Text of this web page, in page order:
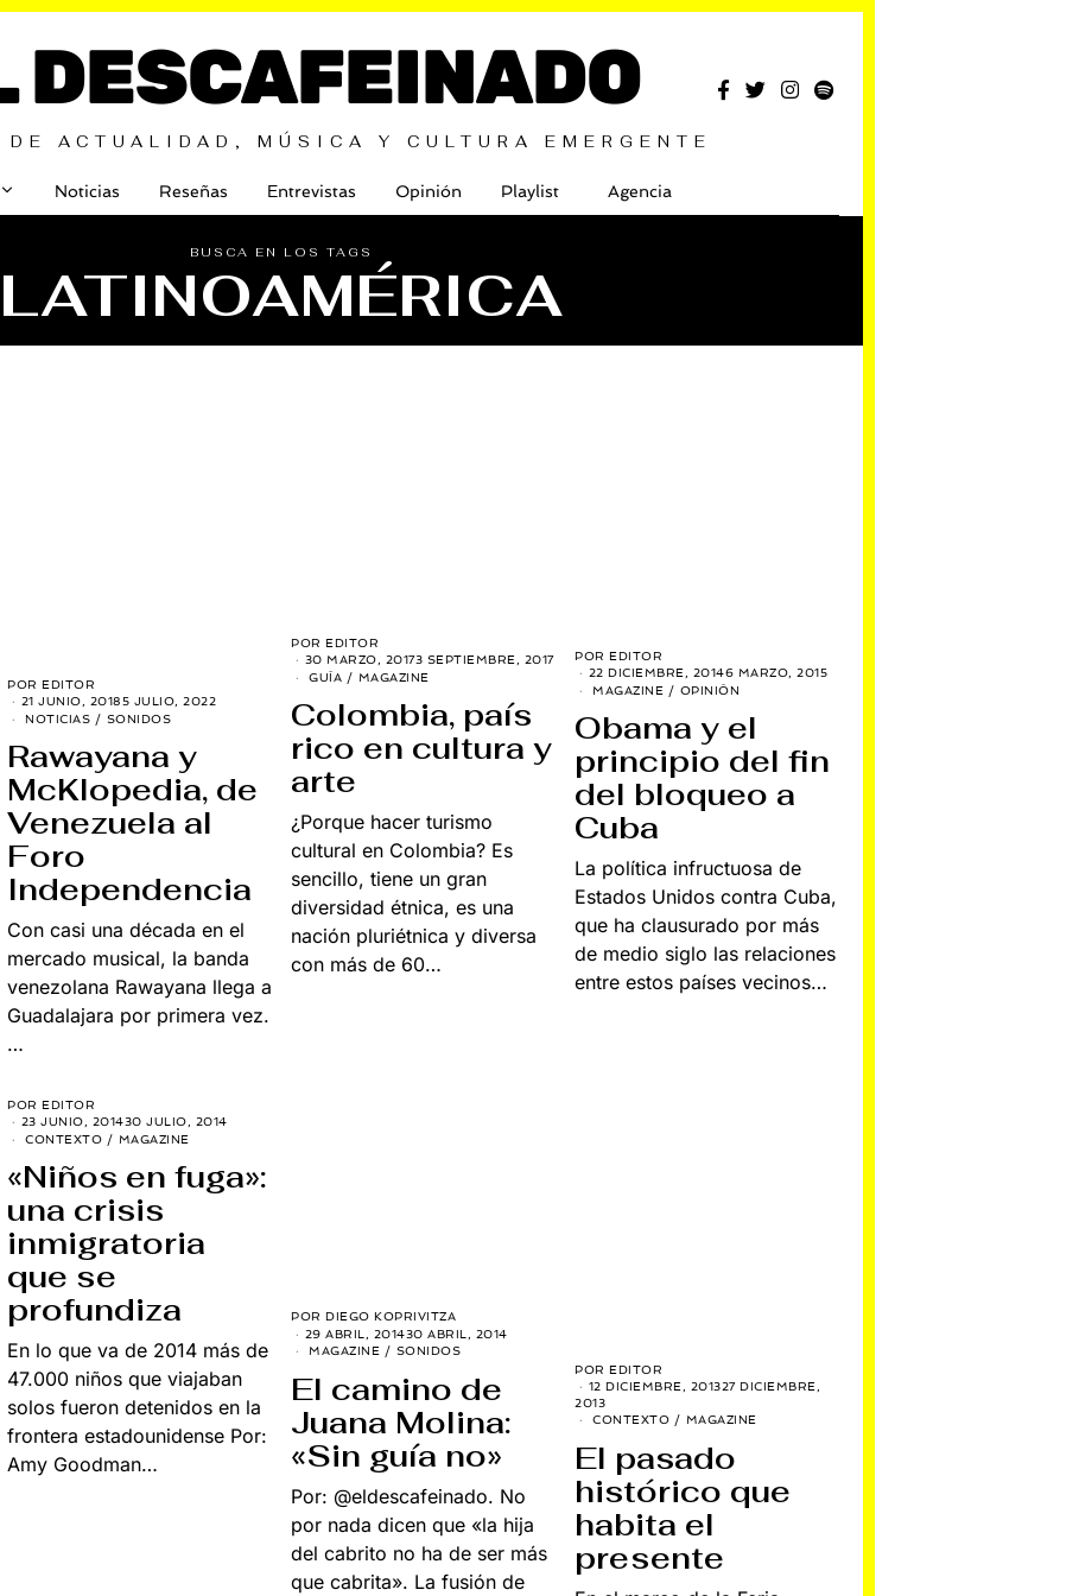
DESCAFEINADO
ACTUALIDAD, MÚSICA Y CULTURA EMERGENTE
Noticias Reseñas Entrevistas Opinión Playlist Agencia
BUSCA EN LOS TAGS
LATINOAMÉRICA
POR EDITOR
21 JUNIO, 20185 JULIO, 2022
NOTICIAS / SONIDOS
Rawayana y
McKlopedia, de
Venezuela al
Foro
Independencia
Con casi una década en el
mercado musical, la banda
venezolana Rawayana llega a
Guadalajara por primera vez.
…
POR EDITOR
30 MARZO, 20173 SEPTIEMBRE, 2017
GUÍA / MAGAZINE
Colombia, país
rico en cultura y
arte
¿Porque hacer turismo
cultural en Colombia? Es
sencillo, tiene un gran
diversidad étnica, es una
nación pluriétnica y diversa
con más de 60…
POR EDITOR
22 DICIEMBRE, 20146 MARZO, 2015
MAGAZINE / OPINIÓN
Obama y el
principio del fin
del bloqueo a
Cuba
La política infructuosa de
Estados Unidos contra Cuba,
que ha clausurado por más
de medio siglo las relaciones
entre estos países vecinos…
POR EDITOR
23 JUNIO, 201430 JULIO, 2014
CONTEXTO / MAGAZINE
«Niños en fuga»:
una crisis
inmigratoria
que se
profundiza
En lo que va de 2014 más de
47.000 niños que viajaban
solos fueron detenidos en la
frontera estadounidense Por:
Amy Goodman…
POR DIEGO KOPRIVITZA
29 ABRIL, 201430 ABRIL, 2014
MAGAZINE / SONIDOS
El camino de
Juana Molina:
«Sin guía no»
Por: @eldescafeinado. No
por nada dicen que «la hija
del cabrito no ha de ser más
que cabrita». La fusión de
POR EDITOR
12 DICIEMBRE, 201327 DICIEMBRE,
2013
CONTEXTO / MAGAZINE
El pasado
histórico que
habita el
presente